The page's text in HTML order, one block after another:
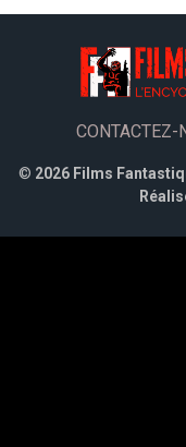
CONTACTEZ-
© 2026 Films